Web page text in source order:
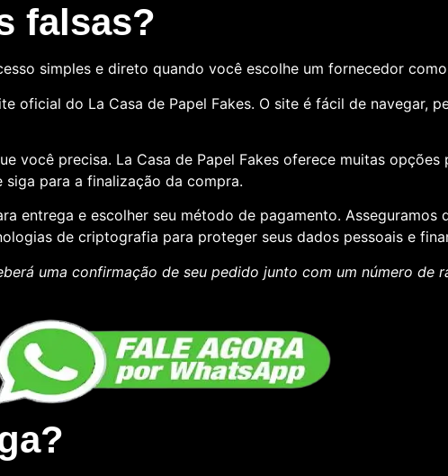
falsas?
simples e direto quando você escolhe um fornecedor
oficial do La Casa de Papel Fakes. O site é fácil de navegar,
você precisa. La Casa de Papel Fakes oferece muitas opções
para a finalização da compra.
entrega e escolher seu método de pagamento. Asseguramos
de criptografia para proteger seus dados pessoais e
uma confirmação de seu pedido junto com um número de